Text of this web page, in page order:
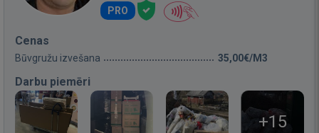
PRO
Cenas
Būvgružu izvešana 35,00€/M3
Darbu piemēri
+15